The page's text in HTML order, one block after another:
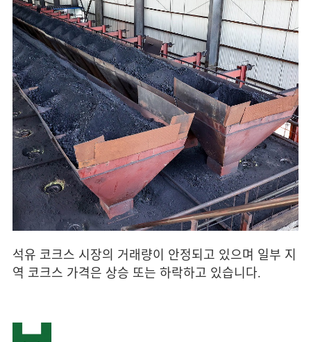
석유 코크스 시장의 거래량이 안정되고 있으며 일부 지
역 코크스 가격은 상승 또는 하락하고 있습니다.